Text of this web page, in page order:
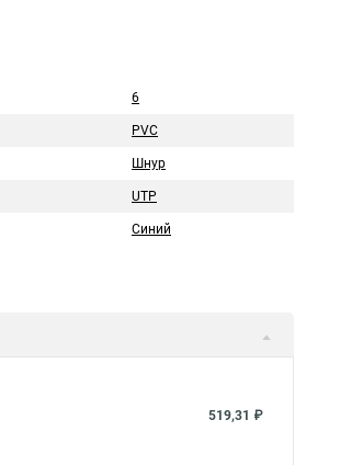
6
PVC
Шнур
UTP
Синий
519,31 ₽